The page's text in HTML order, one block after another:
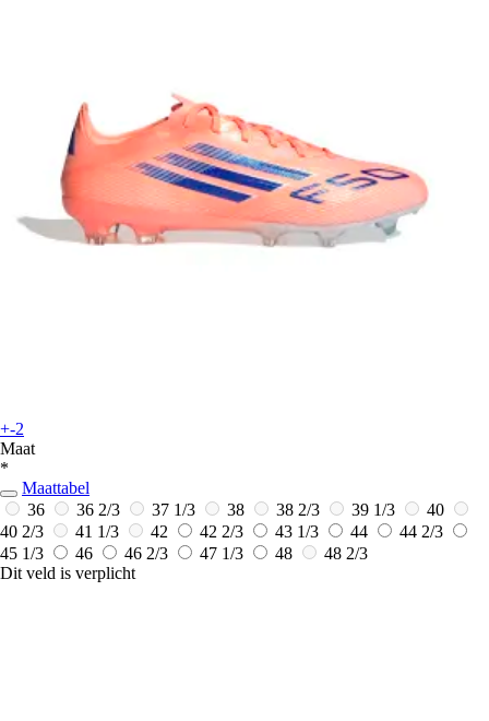
+-2
Maat
*
Maattabel
36
36 2/3 37 1/3 38 38 2/3 39 1/3
40
40 2/3
41 1/3 42 42 2/3 43 1/3 44
44 2/3
45 1/3
46 46 2/3 47 1/3 48
48 2/3
Dit veld is verplicht